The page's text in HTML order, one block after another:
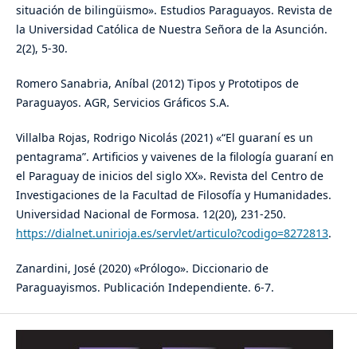
situación de bilingüismo». Estudios Paraguayos. Revista de
la Universidad Católica de Nuestra Señora de la Asunción.
2(2), 5-30.
Romero Sanabria, Aníbal (2012) Tipos y Prototipos de
Paraguayos. AGR, Servicios Gráficos S.A.
Villalba Rojas, Rodrigo Nicolás (2021) «“El guaraní es un
pentagrama”. Artificios y vaivenes de la filología guaraní en
el Paraguay de inicios del siglo XX». Revista del Centro de
Investigaciones de la Facultad de Filosofía y Humanidades.
Universidad Nacional de Formosa. 12(20), 231-250.
https://dialnet.unirioja.es/servlet/articulo?codigo=8272813.
Zanardini, José (2020) «Prólogo». Diccionario de
Paraguayismos. Publicación Independiente. 6-7.